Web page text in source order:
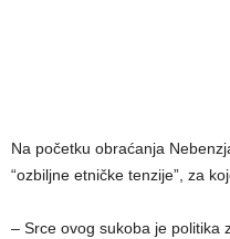
Na početku obraćanja
“ozbiljne etničke tenzije”, za
– Srce ovog sukoba je politika